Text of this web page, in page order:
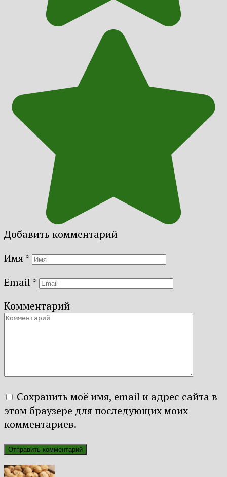
Добавить комментарий
Имя*
Email*
Комментарий
Сохранить моё имя, email и адрес сайта в
этом браузере для последующих моих
комментариев.